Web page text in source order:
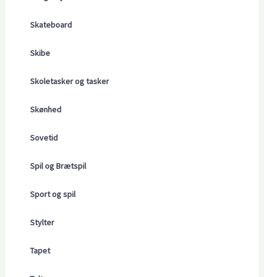
Skateboard
Skibe
Skoletasker og tasker
Skønhed
Sovetid
Spil og Brætspil
Sport og spil
Stylter
Tapet